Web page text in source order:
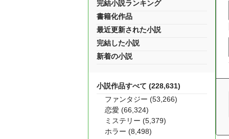
完結小説ランキング
書籍化作品
最近更新された小説
完結した小説
新着の小説
小説作品すべて (228,631)
ファンタジー (53,266)
恋愛 (66,324)
ミステリー (5,379)
ホラー (8,498)